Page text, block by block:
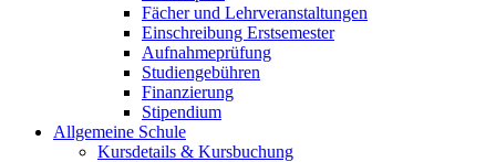
Fächer und Lehrveranstaltungen
Einschreibung Erstsemester
Aufnahmeprüfung
Studiengebühren
Finanzierung
Stipendium
Allgemeine Schule
Kursdetails & Kursbuchung